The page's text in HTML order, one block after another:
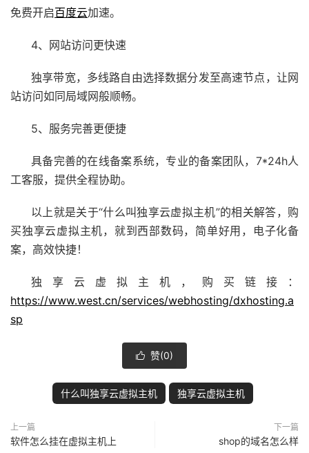
免费开启百度云加速。
4、网站访问更快速
独享带宽，多线路自由选择数据分发至高速节点，让网
站访问如同局域网般顺畅。
5、服务完善更便捷
具备完善的在线备案系统，专业的备案团队，7*24h人
工客服，提供全程协助。
以上就是关于“什么叫独享云虚拟主机”的相关解答，购
买独享云虚拟主机，就到西部数码，简单好用，电子化备
案，高效快捷！
独享云虚拟主机，购买链接：
https://www.west.cn/services/webhosting/dxhosting.a
sp
 赞(0)
什么叫独享云虚拟主机 独享云虚拟主机
上一篇
软件怎么挂在虚拟主机上
下一篇
shop的域名怎么样